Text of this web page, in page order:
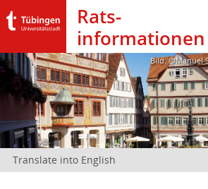
Rats­
informationen
Bild: @Manuel
Translate into English